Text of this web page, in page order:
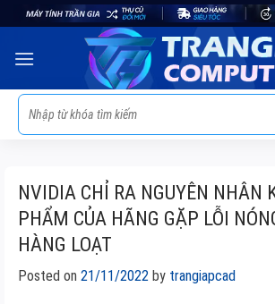
to
content
Tìm
kiếm:
NVIDIA CHỈ RA NGUYÊN NHÂN
PHẨM CỦA HÃNG GẶP LỖI
HÀNG LOẠT
Posted on 21/11/2022 by trangiapcad